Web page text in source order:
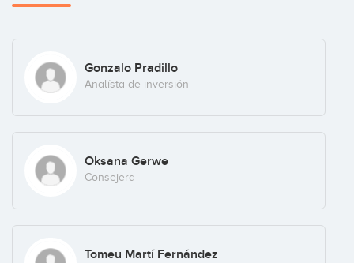
Gonzalo Pradillo
Analísta de inversión
Oksana Gerwe
Consejera
Tomeu Martí Fernández